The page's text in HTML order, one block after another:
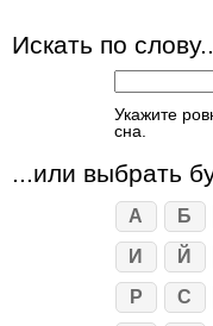
Искать по
Укажите
сна.
...или выбрать
А Б
И
Й
Р
С